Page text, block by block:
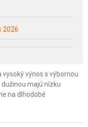
2026
vysoký výnos s výbornou
majú nízku
na dlhodobé